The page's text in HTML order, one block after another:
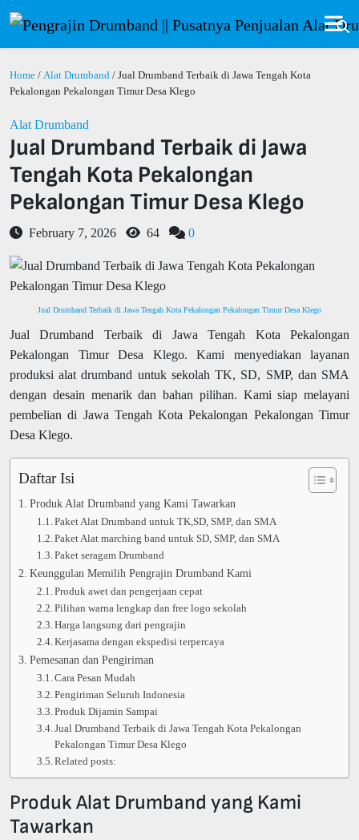
Home / Alat Drumband / Jual Drumband Terbaik di Jawa Tengah Kota
Pekalongan Pekalongan Timur Desa Klego
Alat Drumband
Jual Drumband Terbaik di Jawa
Tengah Kota Pekalongan
Pekalongan Timur Desa Klego
February 7, 2026 64 0
Jual Drumband Terbaik di Jawa Tengah Kota Pekalongan Pekalongan Timur Desa Klego
Jual Drumband Terbaik di Jawa Tengah Kota Pekalongan
Pekalongan Timur Desa Klego. Kami menyediakan layanan
produksi alat drumband untuk sekolah TK, SD, SMP, dan SMA
dengan desain menarik dan bahan pilihan. Kami siap melayani
pembelian di Jawa Tengah Kota Pekalongan Pekalongan Timur
Desa Klego.
Daftar Isi
Produk Alat Drumband yang Kami Tawarkan
Paket Alat Drumband untuk TK,SD, SMP, dan SMA
Paket Alat marching band untuk SD, SMP, dan SMA
Paket seragam Drumband
Keunggulan Memilih Pengrajin Drumband Kami
Produk awet dan pengerjaan cepat
Pilihan warna lengkap dan free logo sekolah
Harga langsung dari pengrajin
Kerjasama dengan ekspedisi terpercaya
Pemesanan dan Pengiriman
Cara Pesan Mudah
Pengiriman Seluruh Indonesia
Produk Dijamin Sampai
Jual Drumband Terbaik di Jawa Tengah Kota Pekalongan
Pekalongan Timur Desa Klego
Related posts:
Produk Alat Drumband yang Kami
Tawarkan